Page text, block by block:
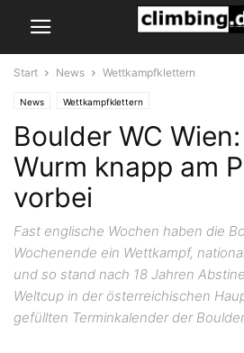
Start News Wettkampfklettern
News Wettkampfklettern
Boulder WC
Wurm knapp am
vorbei
Fast englische Wochen haben die
Wochenende ein Wettkampf,
und so stand nach 18 Jahren
Weltcup in der österreichischen
gefüllten Terminkalender der